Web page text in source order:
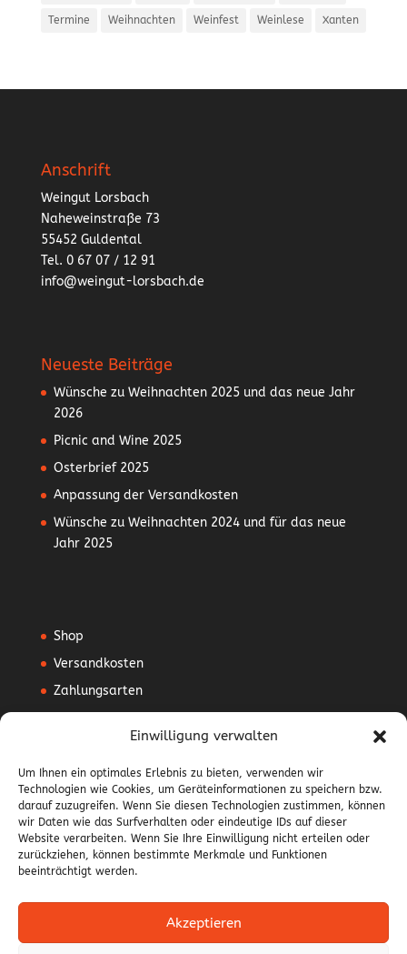
Einwilligung verwalten
Um Ihnen ein optimales Erlebnis zu bieten, verwenden wir
Technologien wie Cookies, um Geräteinformationen zu speichern bzw.
darauf zuzugreifen. Wenn Sie diesen Technologien zustimmen, können
wir Daten wie das Surfverhalten oder eindeutige IDs auf dieser
Website verarbeiten. Wenn Sie Ihre Einwilligung nicht erteilen oder
zurückziehen, können bestimmte Merkmale und Funktionen
beeinträchtigt werden.
Akzeptieren
Termine Weihnachten Weinfest Weinlese Xanten
Anschrift
Weingut Lorsbach
Naheweinstraße 73
55452 Guldental
Tel. 0 67 07 / 12 91
info@weingut-lorsbach.de
Neueste Beiträge
Wünsche zu Weihnachten 2025 und das neue Jahr
2026
Picnic and Wine 2025
Osterbrief 2025
Anpassung der Versandkosten
Wünsche zu Weihnachten 2024 und für das neue
Jahr 2025
Shop
Versandkosten
Zahlungsarten
AGB
Impressum
Datenschutzerklärung
Widerrufsbelehrung